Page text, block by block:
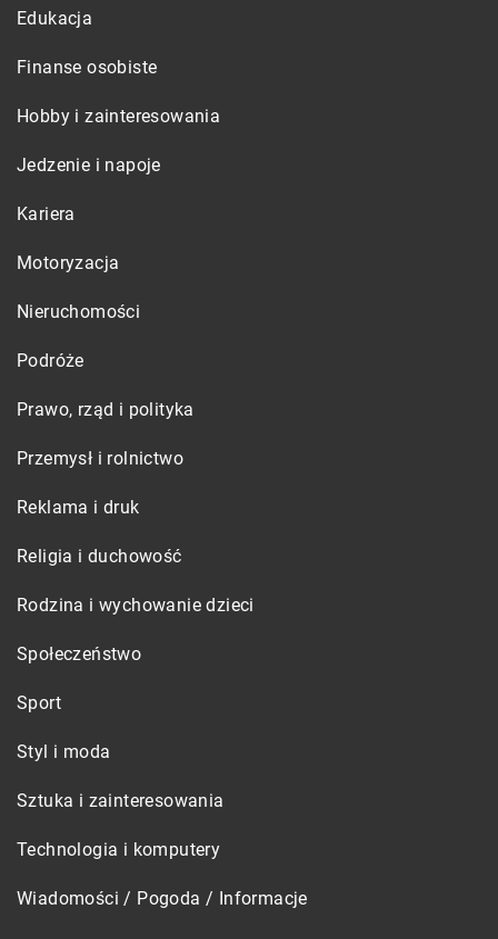
Edukacja
Finanse osobiste
Hobby i zainteresowania
Jedzenie i napoje
Kariera
Motoryzacja
Nieruchomości
Podróże
Prawo, rząd i polityka
Przemysł i rolnictwo
Reklama i druk
Religia i duchowość
Rodzina i wychowanie dzieci
Społeczeństwo
Sport
Styl i moda
Sztuka i zainteresowania
Technologia i komputery
Wiadomości / Pogoda / Informacje